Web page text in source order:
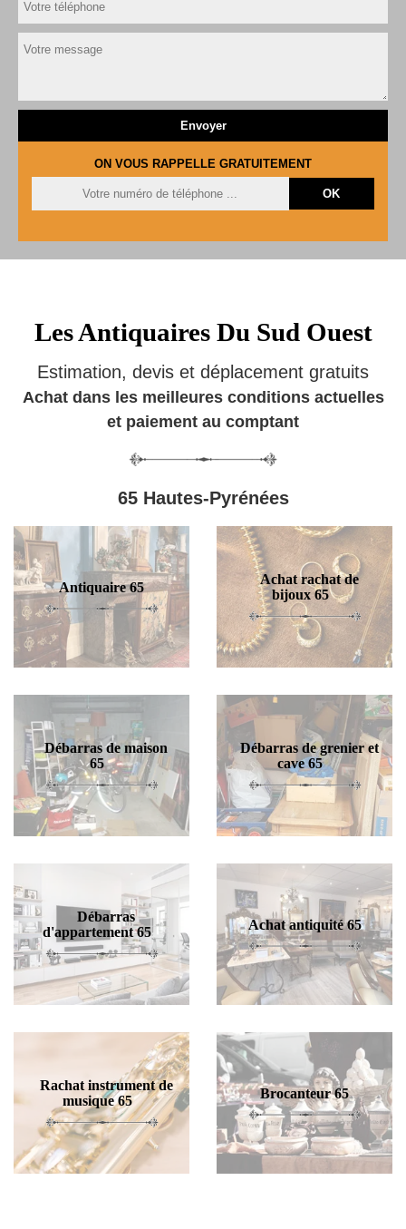
ON VOUS RAPPELLE GRATUITEMENT
Les Antiquaires Du Sud Ouest
Estimation, devis et déplacement gratuits
Achat dans les meilleures conditions actuelles
et paiement au comptant
65 Hautes-Pyrénées
Antiquaire 65
Achat rachat de
bijoux 65
Débarras de maison
65
Débarras de grenier et
cave 65
Débarras
d'appartement 65
Achat antiquité 65
Rachat instrument de
musique 65
Brocanteur 65